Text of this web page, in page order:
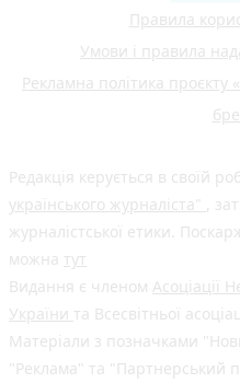
Правила
Умови і правила
Рекламна політика проєкту
Редакція керується в своїй
українського журналіста"
,
журналістської етики.
можна тут
Видання є членом Асоціації
України та Всесвітньої
Матеріали з позначками
"Реклама" та "Партнерський